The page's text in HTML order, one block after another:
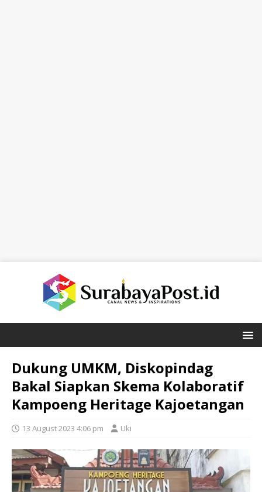
Dukung UMKM, Diskopindag
Bakal Siapkan Skema Kolaboratif
Kampoeng Heritage Kajoetangan
13 August 2023 4:06 pm Uki